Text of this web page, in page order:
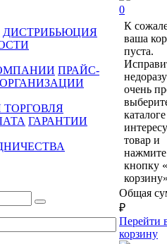
ДИСТРИБЬЮЦИЯ
ПРАЙС-
ГАРАНТИИ
0
К
ваша
пуста.
очень
каталоге
товар и
нажмите
кнопку
Общая
₽
Перейти
корзину